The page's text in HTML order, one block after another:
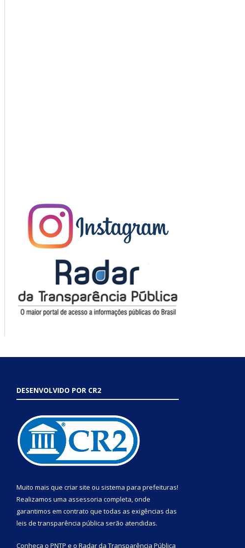
DESENVOLVIDO POR CR2
Muito mais que criar site ou sistema para prefeituras!
Realizamos uma assessoria completa, onde
garantimos em contrato que todas as exigências das
leis de transparência pública serão atendidas.
Conheça o PNTP e o Radar da Transparência Pública